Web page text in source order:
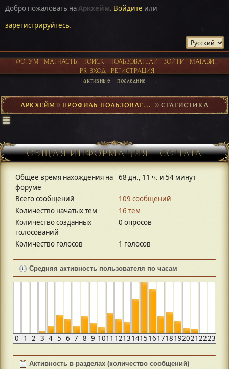
Добро пожаловать наАркхейм. Войдите или
зарегистрируйтесь.
ФОРУМ МАТЧАСТЬ ПОИСК ПОЛЬЗОВАТЕЛИ ВОЙТИ
МАГАЗИН
PR-ВХОД
РЕГИСТРАЦИЯ
активные последние
АРКХЕЙМ ► ПРОФИЛЬ ПОЛЬЗОВАТЕЛЯ СОНАТА ►СТАТИСТИКА
ОБЩАЯ ИНФОРМАЦИЯ - СОНАТА
Общее время нахождения на
форуме
68 дн., 11 ч. и 54 минут
Всего сообщений
109 сообщений
Количество начатых тем
16 тем
Количество созданных
голосований
0 опросов
Количество голосов 1 голосов
Средняя активность пользователя по часам
0 1 2 3 4 5 6 7 8 9 1011 121314151617181920212223
Активность в разделах (количество сообщений)